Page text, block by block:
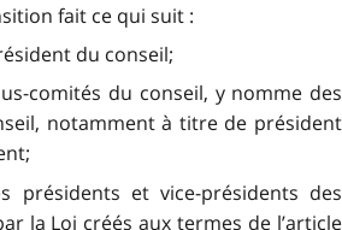
fait ce qui suit :
du conseil;
comités du conseil, y nomme des
notamment à titre de président
et vice-présidents des
la Loi créés aux termes de l’article